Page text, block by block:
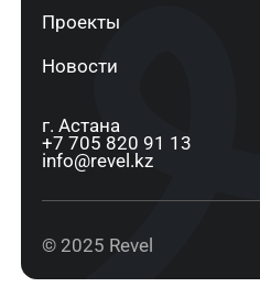
Проекты
Новости
г. Астана
+7 705 820 91 13
info@revel.kz
© 2025 Revel